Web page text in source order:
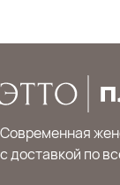
Современная
с доставкой по